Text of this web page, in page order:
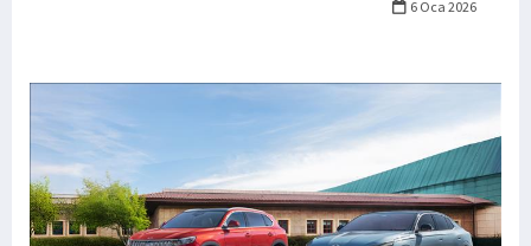
6 Oca 2026